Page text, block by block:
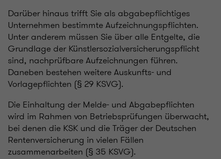
Darüber hinaus trifft Sie als abgabepflichtiges
Unternehmen bestimmte Aufzeichnungspflichten.
Unter anderem müssen Sie über alle Entgelte, die
Grundlage der Künstlersozialversicherungspflicht
sind, nachprüfbare Aufzeichnungen führen.
Daneben bestehen weitere Auskunfts- und
Vorlagepflichten (§ 29 KSVG).
Die Einhaltung der Melde- und Abgabepflichten
wird im Rahmen von Betriebsprüfungen überwacht,
bei denen die KSK und die Träger der Deutschen
Rentenversicherung in vielen Fällen
zusammenarbeiten (§ 35 KSVG).